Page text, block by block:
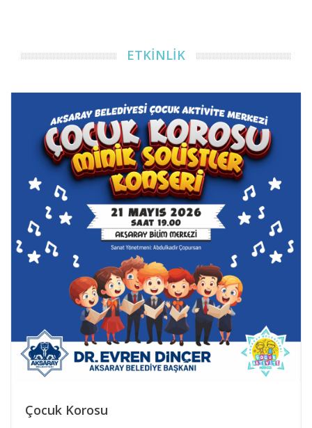
ETKİNLİK
Çocuk Korosu